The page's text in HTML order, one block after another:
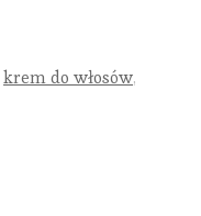
krem do włosów,